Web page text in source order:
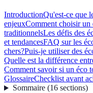
IntroductionQu'est-ce que
enjeuxComment choisir un
traditionnelsLes défis des
et tendancesFAQ sur les
chers?Puis-je utiliser des
Quelle est la différence
Comment savoir si un éco
GlossaireChecklist avant
Sommaire(16 sections)